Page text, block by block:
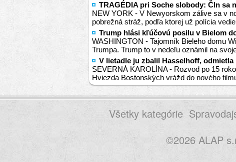
TRAGÉDIA pri Soche slobody: Čln sa
NEW YORK - V Newyorskom zálive sa v
pobrežná stráž, podľa ktorej už polícia
Trump hlási kľúčovú posilu v Bielom
WASHINGTON - Tajomník Bieleho domu
Trumpa. Trump to v nedeľu oznámil na
V lietadle ju zbalil Hasselhoff,
SEVERNÁ KAROLÍNA - Rozvod po 15
Hviezda Bostonských vrážd do nového
Všetky kategórie
©2026 ALAP